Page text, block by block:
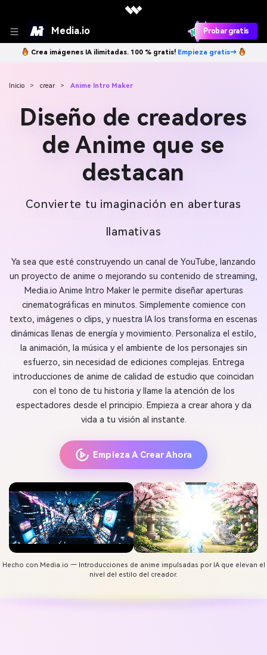
Media.io Probar gratis
Crea imágenes IA ilimitadas. 100 % gratis! Empieza gratis→
Inicio > crear > Anime Intro Maker
Diseño de creadores
de Anime que se
destacan
Convierte tu imaginación en aberturas
llamativas
Ya sea que esté construyendo un canal de YouTube, lanzando
un proyecto de anime o mejorando su contenido de streaming,
Media.io Anime Intro Maker le permite diseñar aperturas
cinematográficas en minutos. Simplemente comience con
texto, imágenes o clips, y nuestra IA los transforma en escenas
dinámicas llenas de energía y movimiento. Personaliza el estilo,
la animación, la música y el ambiente de los personajes sin
esfuerzo, sin necesidad de ediciones complejas. Entrega
introducciones de anime de calidad de estudio que coincidan
con el tono de tu historia y llame la atención de los
espectadores desde el principio. Empieza a crear ahora y da
vida a tu visión al instante.
Empieza A Crear Ahora
Hecho con Media.io — Introducciones de anime impulsadas por IA que elevan el
nivel del estilo del creador.